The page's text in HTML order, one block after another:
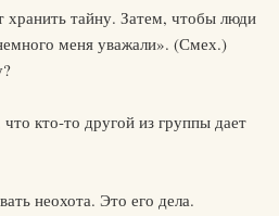
хранить тайну. Затем, чтобы люди
меня уважали». (Смех.)
кто-то другой из группы дает
неохота. Это его дела.